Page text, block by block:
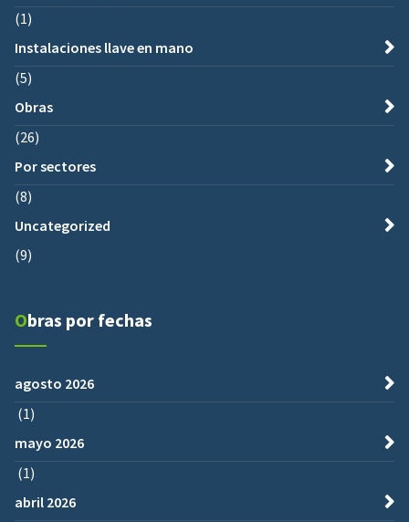
(1)
Instalaciones llave en mano
(5)
Obras
(26)
Por sectores
(8)
Uncategorized
(9)
Obras por fechas
agosto 2026
(1)
mayo 2026
(1)
abril 2026